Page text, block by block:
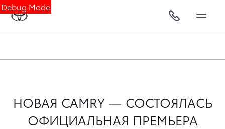
Debug Mode
НОВАЯ CAMRY — СОСТОЯЛАСЬ
ОФИЦИАЛЬНАЯ ПРЕМЬЕРА